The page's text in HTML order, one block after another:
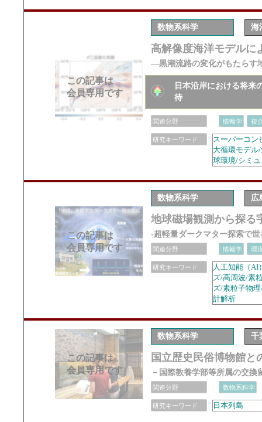
この記事は
会員専用です
数物系科学 海
高解像度海洋モデルに
―黒潮流路の変化がもたらす
日本沿岸における将来
待
関連分野 情報学 複
研究キーワード
スーパーコン
大循環モデル
球環境/シミ
この記事は
会員専用です
数物系科学 広
地球磁場観測から探る
-超軽量ダークマター探索で
関連分野 情報学 環
研究キーワード
人工知能（AI
ズ/高周波/素
ズ/素粒子物
計解析
この記事は
会員専用です
数物系科学 千
国立歴史民俗博物館と
－国際教養学部等所属の交
関連分野 数物系科学
研究キーワード 日本列島